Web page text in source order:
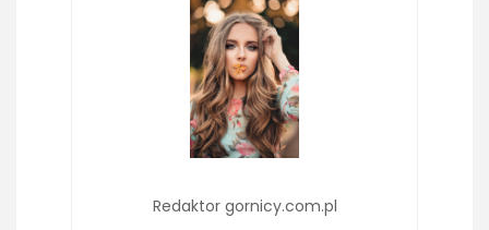
Redaktor gornicy.com.pl